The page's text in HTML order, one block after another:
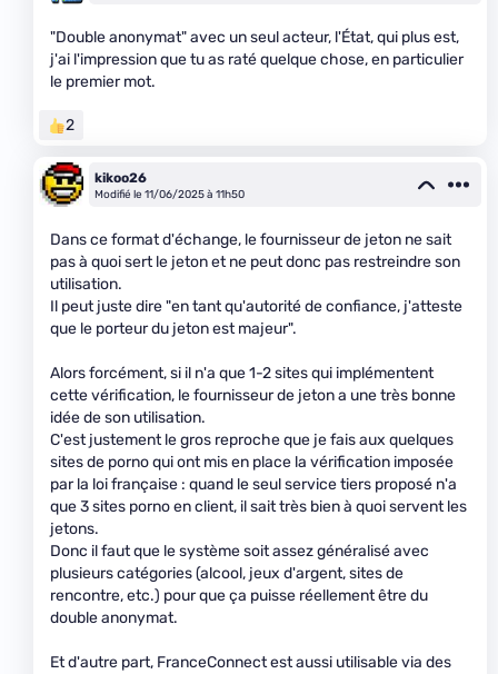
"Double anonymat" avec un seul acteur, l'État, qui plus est,
j'ai l'impression que tu as raté quelque chose, en particulier
le premier mot.
2
kikoo26
Modifié le 11/06/2025 à 11h50
Dans ce format d'échange, le fournisseur de jeton ne sait
pas à quoi sert le jeton et ne peut donc pas restreindre son
utilisation.
Il peut juste dire "en tant qu'autorité de confiance, j'atteste
que le porteur du jeton est majeur".
Alors forcément, si il n'a que 1-2 sites qui implémentent
cette vérification, le fournisseur de jeton a une très bonne
idée de son utilisation.
C'est justement le gros reproche que je fais aux quelques
sites de porno qui ont mis en place la vérification imposée
par la loi française : quand le seul service tiers proposé n'a
que 3 sites porno en client, il sait très bien à quoi servent les
jetons.
Donc il faut que le système soit assez généralisé avec
plusieurs catégories (alcool, jeux d'argent, sites de
rencontre, etc.) pour que ça puisse réellement être du
double anonymat.
Et d'autre part, FranceConnect est aussi utilisable via des